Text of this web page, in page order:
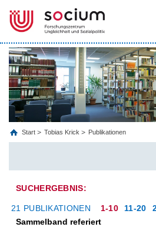
Start Tobias Krick Publikationen
SUCHERGEBNIS:
21 PUBLIKATIONEN 1-10 11-20
Sammelband referiert